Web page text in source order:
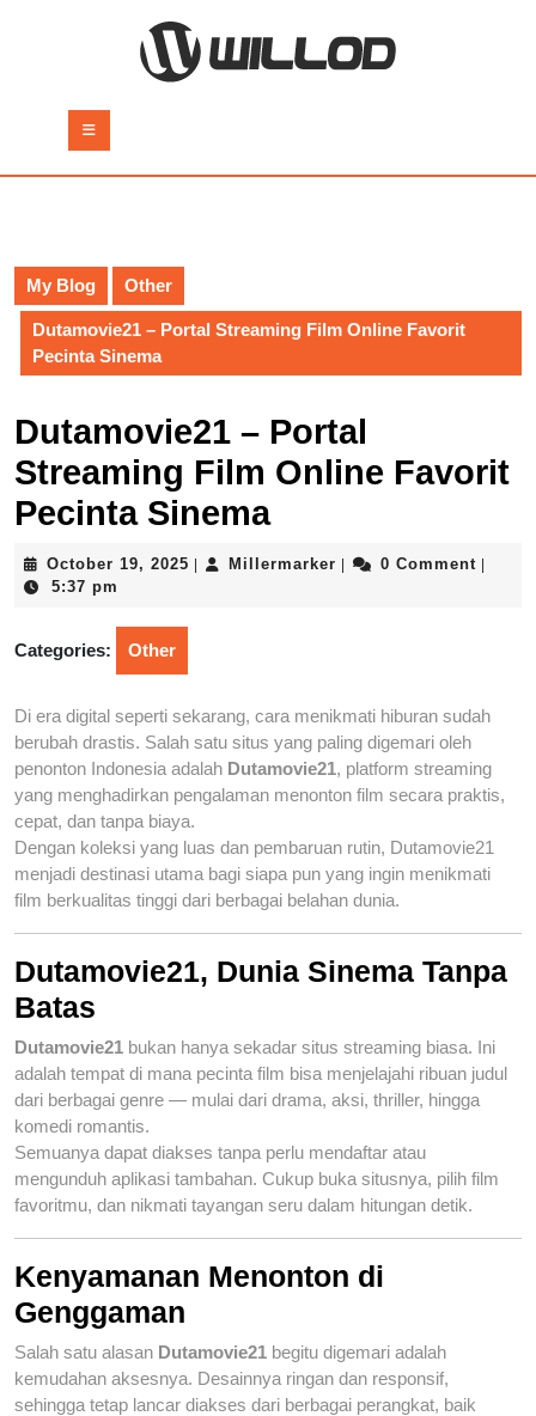
Button
My Blog Other
Dutamovie21 – Portal Streaming Film Online Favorit
Pecinta Sinema
Dutamovie21 – Portal
Streaming Film Online Favorit
Pecinta Sinema
October 19, 2025 OctoberMillermarker Millermarker
0 Comment
5:37 pm
Categories: Other
Di era digital seperti sekarang, cara menikmati hiburan sudah
berubah drastis. Salah satu situs yang paling digemari oleh
penonton Indonesia adalah Dutamovie21, platform streaming
yang menghadirkan pengalaman menonton film secara praktis,
cepat, dan tanpa biaya.
Dengan koleksi yang luas dan pembaruan rutin, Dutamovie21
menjadi destinasi utama bagi siapa pun yang ingin menikmati
film berkualitas tinggi dari berbagai belahan dunia.
Dutamovie21, Dunia Sinema Tanpa
Batas
Dutamovie21 bukan hanya sekadar situs streaming biasa. Ini
adalah tempat di mana pecinta film bisa menjelajahi ribuan judul
dari berbagai genre — mulai dari drama, aksi, thriller, hingga
komedi romantis.
Semuanya dapat diakses tanpa perlu mendaftar atau
mengunduh aplikasi tambahan. Cukup buka situsnya, pilih film
favoritmu, dan nikmati tayangan seru dalam hitungan detik.
Kenyamanan Menonton di
Genggaman
Salah satu alasan Dutamovie21 begitu digemari adalah
kemudahan aksesnya. Desainnya ringan dan responsif,
sehingga tetap lancar diakses dari berbagai perangkat, baik